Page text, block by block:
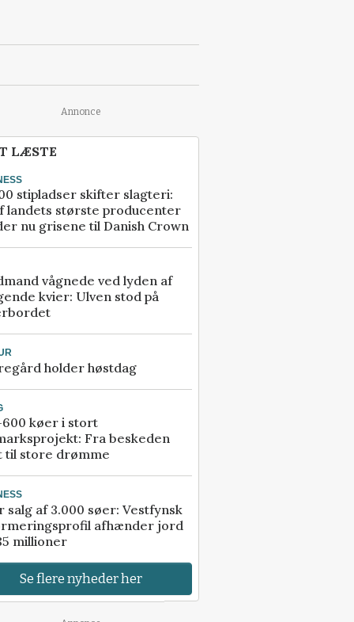
Annonce
LÆSTE
stipladser skifter slagteri:
landets største producenter
nu grisene til Danish Crown
vågnede ved lyden af
kvier: Ulven stod på
holder høstdag
køer i stort
Fra beskeden
til store drømme
salg af 3.000 søer: Vestfynsk
afhænder jord
millioner
Se flere nyheder her